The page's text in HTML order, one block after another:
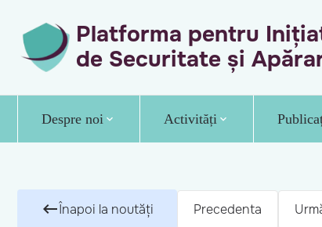
Platforma pentru
de Securitate și
Despre noi Activități
Înapoi la noutăți Precedenta